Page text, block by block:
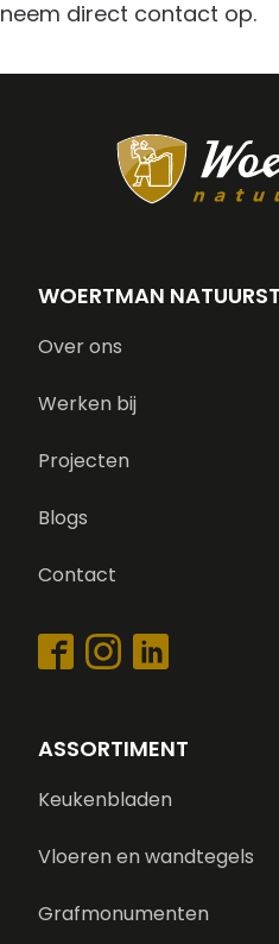
neem direct contact op.
WOERTMAN
Over ons
Werken bij
Projecten
Blogs
Contact
ASSORTIMENT
Keukenbladen
Vloeren en wandtegels
Grafmonumenten